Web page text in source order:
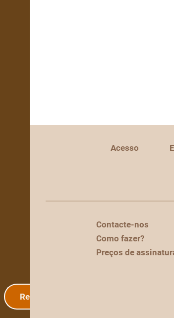
Registo
Acesso
Contacte-nos
Como fazer?
Preços de